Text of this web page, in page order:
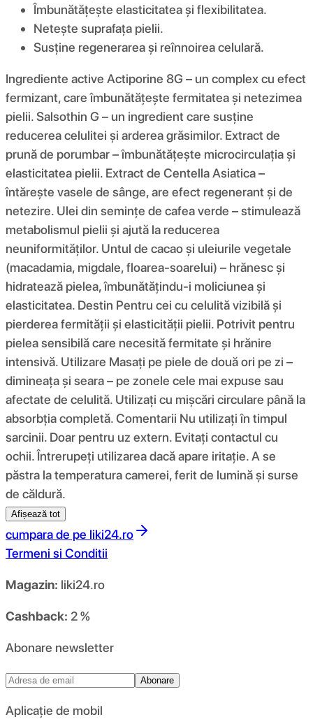
Îmbunătățește elasticitatea și flexibilitatea.
Netește suprafața pielii.
Susține regenerarea și reînnoirea celulară.
Ingrediente active Actiporine 8G – un complex cu efect
fermizant, care îmbunătățește fermitatea și netezimea
pielii. Salsothin G – un ingredient care susține
reducerea celulitei și arderea grăsimilor. Extract de
prună de porumbar – îmbunătățește microcirculația și
elasticitatea pielii. Extract de Centella Asiatica –
întărește vasele de sânge, are efect regenerant și de
netezire. Ulei din semințe de cafea verde – stimulează
metabolismul pielii și ajută la reducerea
neuniformităților. Untul de cacao și uleiurile vegetale
(macadamia, migdale, floarea-soarelui) – hrănesc și
hidratează pielea, îmbunătățindu-i moliciunea și
elasticitatea. Destin Pentru cei cu celulită vizibilă și
pierderea fermității și elasticității pielii. Potrivit pentru
pielea sensibilă care necesită fermitate și hrănire
intensivă. Utilizare Masați pe piele de două ori pe zi –
dimineața și seara – pe zonele cele mai expuse sau
afectate de celulită. Utilizați cu mișcări circulare până la
absorbția completă. Comentarii Nu utilizați în timpul
sarcinii. Doar pentru uz extern. Evitați contactul cu
ochii. Întrerupeți utilizarea dacă apare iritație. A se
păstra la temperatura camerei, ferit de lumină și surse
de căldură.
Afișează tot
cumpara de pe liki24.ro
Termeni si Conditii
Magazin: liki24.ro
Cashback: 2 %
Abonare newsletter
Abonare
Aplicație de mobil